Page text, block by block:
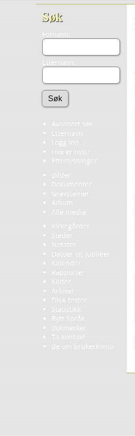
Søk
Fornavn:
Etternavn:
Avansert søk
Etternavn
Logg inn
Hva er nytt?
Etterlysninger
Bilder
Dokumenter
Gravsteiner
Album
Alle media
Kirkegårder
Steder
Notater
Datoer og jubileer
Kalender
Rapporter
Kilder
Arkiver
DNA tester
Statistikk
Bytt Språk
Bokmerker
Ta kontakt
Be om brukerkonto